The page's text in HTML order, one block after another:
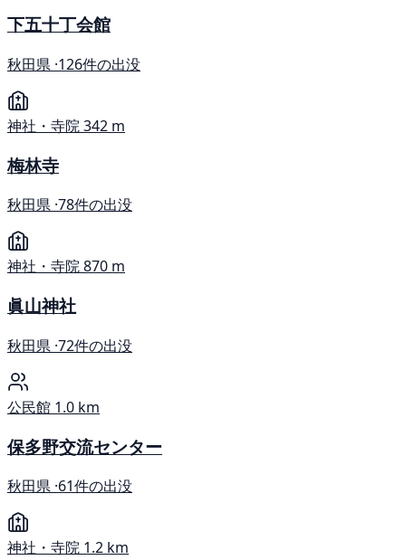
下五十丁会館
秋田県 ·126件の出没
神社・寺院342 m
梅林寺
秋田県 ·78件の出没
神社・寺院870 m
眞山神社
秋田県 ·72件の出没
公民館 1.0 km
保多野交流センター
秋田県 ·61件の出没
神社・寺院 1.2 km